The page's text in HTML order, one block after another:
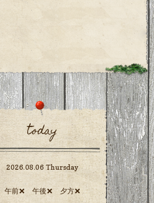
today
2026.08.06 Thursday
午前❌ 午後❌ 夕方❌️